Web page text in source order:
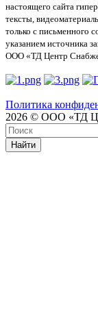
настоящего сайта
тексты,
только с письменного
указанием источника
ООО «ТД Центр
Политика
2026 © ООО «ТД
Найти